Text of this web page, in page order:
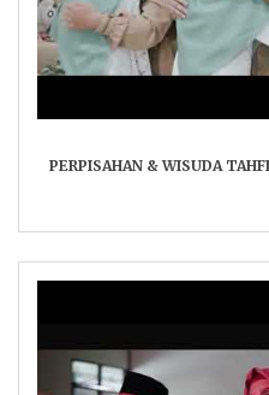
PERPISAHAN & WISUDA